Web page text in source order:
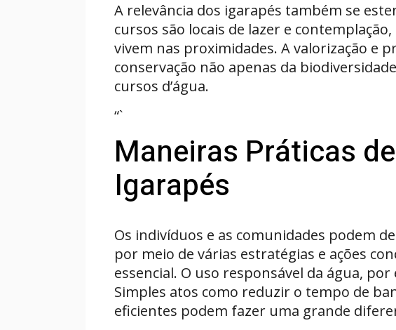
A relevância dos igarapés também se
cursos são locais de lazer e
vivem nas proximidades. A valorização e
conservação não apenas da
cursos d’água.
“`
Maneiras Práticas
Igarapés
Os indivíduos e as comunidades podem
por meio de várias estratégias e ações
essencial. O uso responsável da água,
Simples atos como reduzir o tempo de
eficientes podem fazer uma grande